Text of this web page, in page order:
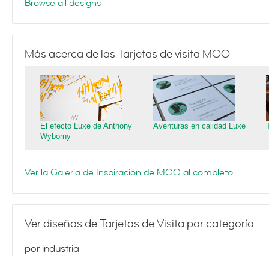
Browse all designs
Más acerca de las Tarjetas de visita MOO
El efecto Luxe de Anthony
Wyborny
Aventuras en calidad Luxe
Ver la Galería de Inspiración de MOO al completo
Ver diseños de Tarjetas de Visita por categoría
por industria